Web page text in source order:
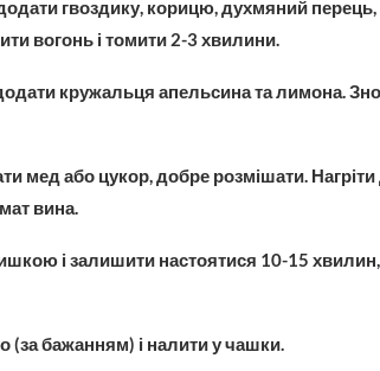
гвоздику, корицю, духмяний перець,
вогонь і томити 2-3 хвилини.
кружальця апельсина та лимона.
мед або цукор, добре розмішати.
вина.
і залишити настоятися 10-15
(за бажанням) і налити у чашки.